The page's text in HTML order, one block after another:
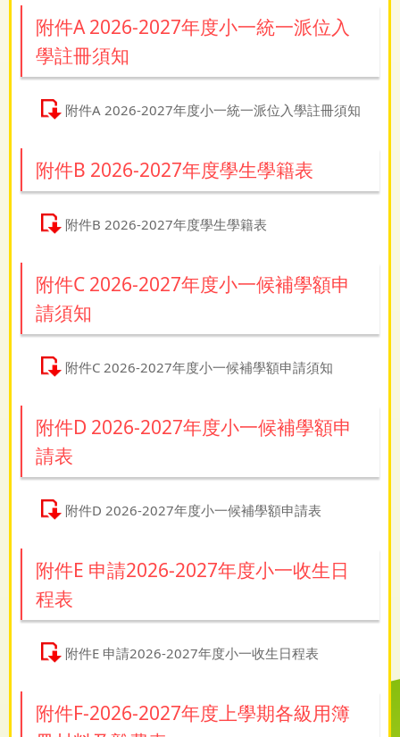
附件A 2026-2027年度小一統一派位入
學註冊須知
附件A 2026-2027年度小一統一派位入學註冊須知
附件B 2026-2027年度學生學籍表
附件B 2026-2027年度學生學籍表
附件C 2026-2027年度小一候補學額申
請須知
附件C 2026-2027年度小一候補學額申請須知
附件D 2026-2027年度小一候補學額申
請表
附件D 2026-2027年度小一候補學額申請表
附件E 申請2026-2027年度小一收生日
程表
附件E 申請2026-2027年度小一收生日程表
附件F-2026-2027年度上學期各級用簿